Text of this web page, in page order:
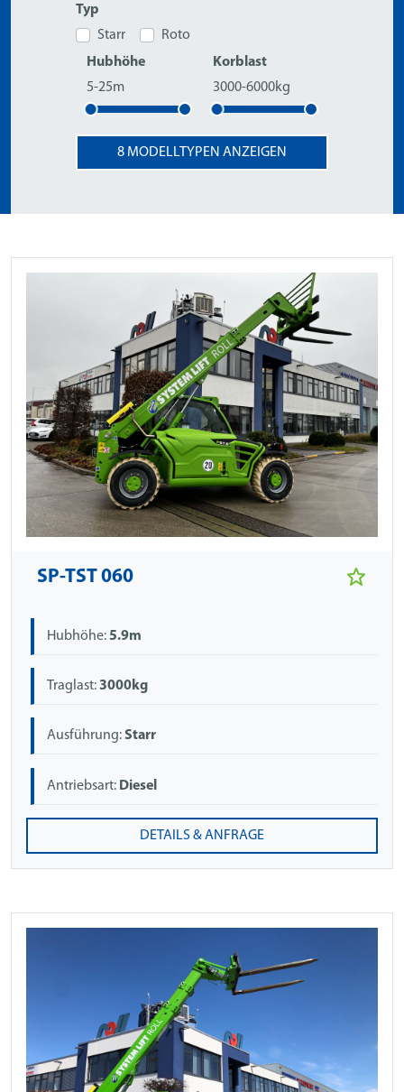
Typ
Starr
Roto
Hubhöhe
5-25m
Korblast
3000-6000kg
8 MODELLTYPEN ANZEIGEN
SP-TST 060
Hubhöhe: 5.9m
Traglast:3000kg
Ausführung:Starr
Antriebsart: Diesel
DETAILS & ANFRAGE